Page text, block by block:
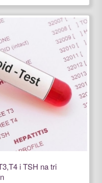
i TSH na tri